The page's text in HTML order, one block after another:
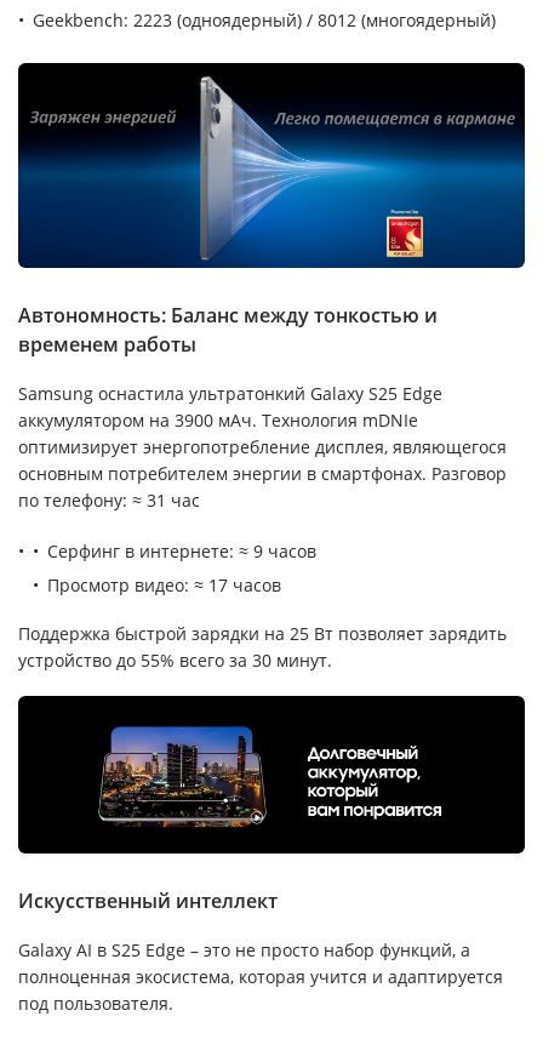
Geekbench: 2223 (одноядерный) / 8012 (многоядерный)
Автономность: Баланс между тонкостью и
временем работы
Samsung оснастила ультратонкий Galaxy S25 Edge
аккумулятором на 3900 мАч. Технология mDNIe
оптимизирует энергопотребление дисплея, являющегося
основным потребителем энергии в смартфонах. Разговор
по телефону: ≈ 31 час
Серфинг в интернете: ≈ 9 часов
Просмотр видео: ≈ 17 часов
Поддержка быстрой зарядки на 25 Вт позволяет зарядить
устройство до 55% всего за 30 минут.
Искусственный интеллект
Galaxy AI в S25 Edge – это не просто набор функций, а
полноценная экосистема, которая учится и адаптируется
под пользователя.